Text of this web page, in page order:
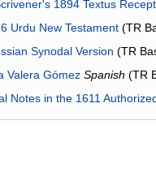
1894 Textus
Urdu New Testament(TR
Synodal Version (TR
Valera Gómez Spanish (TR
Notes in the 1611